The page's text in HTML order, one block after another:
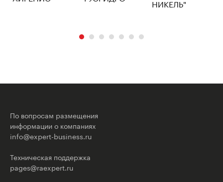
По вопросам размещения
информации о компаниях
info@expert-business.ru
Техническая поддержка
pages@raexpert.ru